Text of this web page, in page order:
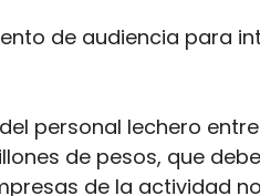
de audiencia para
personal lechero
de pesos, que
de la actividad